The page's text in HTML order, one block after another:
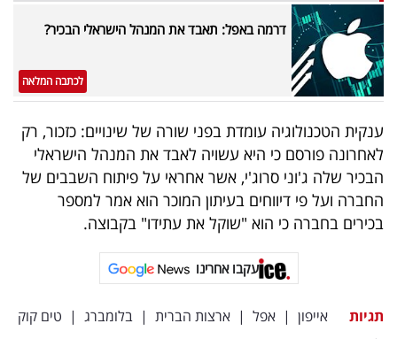
שיתופי
פעולה
דרושים
ניוזלטרים
דרמה באפל: תאבד את המנהל הישראלי הבכיר?
לכתבה המלאה
ענקית הטכנולוגיה עומדת בפני שורה של שינויים: כזכור, רק
לאחרונה פורסם כי היא עשויה לאבד את המנהל הישראלי
הבכיר שלה ג'וני סרוג'י, אשר אחראי על פיתוח השבבים של
החברה ועל פי דיווחים בעיתון המוכר הוא אמר למספר
בכירים בחברה כי הוא "שוקל את עתידו" בקבוצה.
עקבו אחרינו
תגיות אייפון | אפל | ארצות הברית | בלומברג | טים קוק